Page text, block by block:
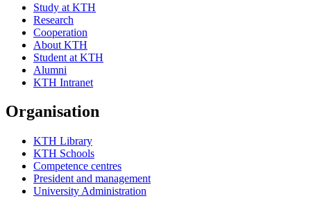
Study at KTH
Research
Cooperation
About KTH
Student at KTH
Alumni
KTH Intranet
Organisation
KTH Library
KTH Schools
Competence centres
President and management
University Administration